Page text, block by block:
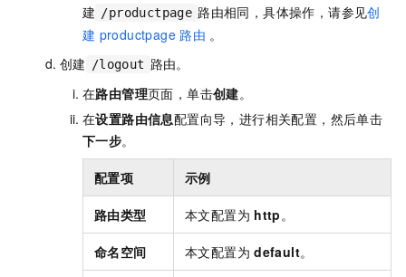
建 /productpage 路由相同，具体操作，请参见创
建 productpage 路由 。
创建
/logout 路由。
在路由管理页面，单击创建。
在设置路由信息配置向导，进行相关配置，然后单击
下一步。
配置项 示例
路由类型 本文配置为 http 。
命名空间 本文配置为 default。